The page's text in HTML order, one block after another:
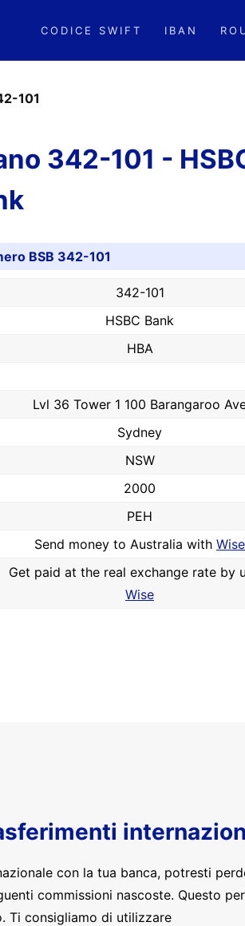
CODICE SWIFT IBAN
101
342-101 -
BSB 342-101
342-101
HSBC Bank
HBA
Lvl 36 Tower 1 100 Barangaroo
Sydney
NSW
2000
PEH
Send money to Australia with Wise
Get paid at the real exchange rate by
Wise
con la tua banca, potresti
commissioni nascoste. Questo
Ti consigliamo di utilizzare